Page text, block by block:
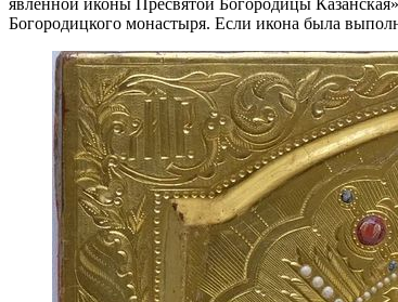
Богородицкого монастыря. Если икона была